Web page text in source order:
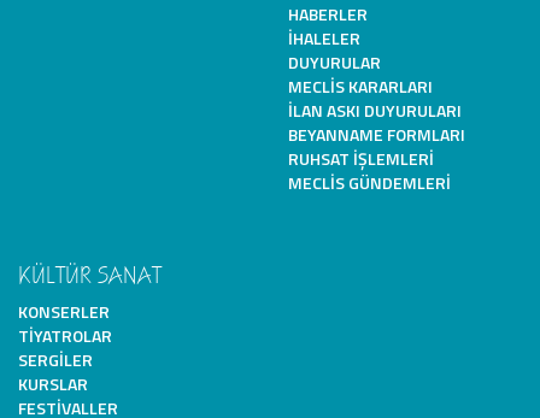
HABERLER
İHALELER
DUYURULAR
MECLIS KARARLARI
İLAN ASKI DUYURULARI
BEYANNAME FORMLARI
RUHSAT İŞLEMLERI
MECLIS GÜNDEMLERI
KÜLTÜR SANAT
KONSERLER
TIYATROLAR
SERGILER
KURSLAR
FESTIVALLER